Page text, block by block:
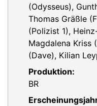
(Odysseus),
Thomas Gräßle
(Polizist 1),
Magdalena Kriss
(Dave), Kilian
Produktion:
BR